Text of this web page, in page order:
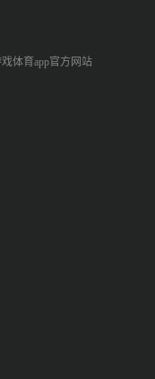
体育app官方网站